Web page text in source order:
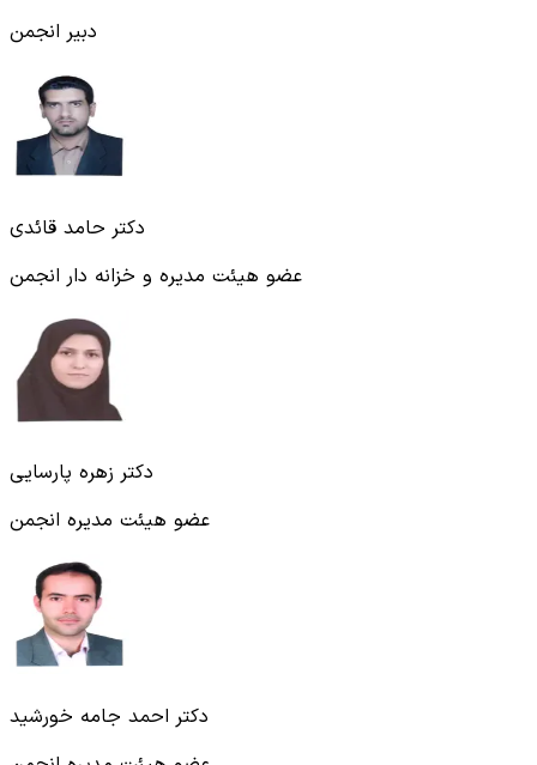
دبیر انجمن
دکتر حامد قائدی
عضو هیئت مدیره و خزانه‌ دار انجمن
دکتر زهره پارسایی
عضو هیئت مدیره انجمن
دکتر احمد جامه خورشید